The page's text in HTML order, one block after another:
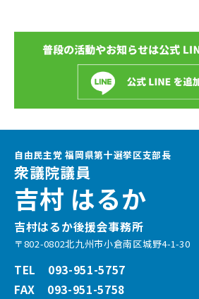
自由民主党 福岡県第十選挙区支部長
衆議院議員
吉村 はるか
吉村はるか後援会事務所
〒802-0802北九州市小倉南区城野4-1-30
TEL 093-951-5757
FAX 093-951-5758